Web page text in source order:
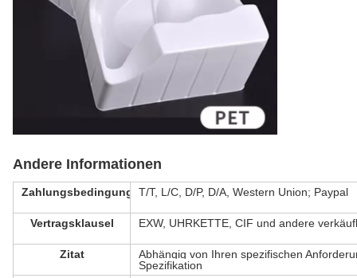
Andere Informationen
Zahlungsbedingung T/T, L/C, D/P, D/A, Western Union; Paypal
Vertragsklausel EXW, UHRKETTE, CIF und andere
Zitat
Abhängig von Ihren spezifischen
Spezifikation